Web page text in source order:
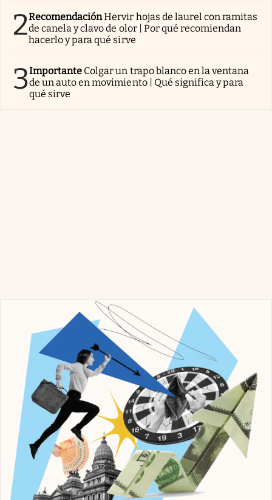
2RecomendaciónHervir hojas de laurel con ramitas
de canela y clavo de olor | Por qué recomiendan
hacerlo y para qué sirve
3Importante Colgar un trapo blanco en la ventana
de un auto en movimiento | Qué significa y para
qué sirve